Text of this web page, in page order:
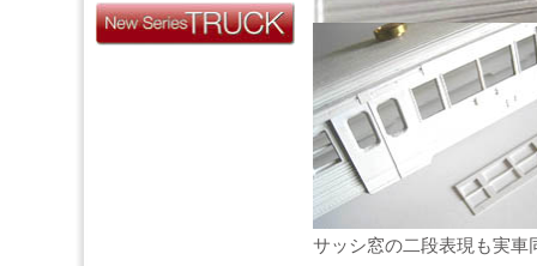
サッシ窓の二段表現も実車